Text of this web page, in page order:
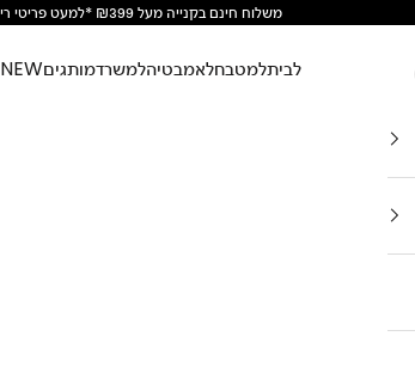
משלוח חינם בקנייה מעל ₪399 *למעט פריטי ריהוט
לביתלמטבחלאמבטיהלמשרדמותגיםNEW